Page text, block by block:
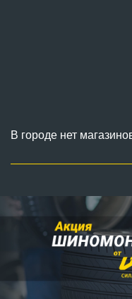
В городе нет